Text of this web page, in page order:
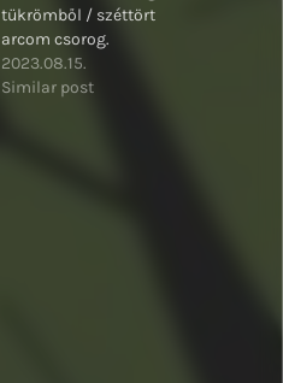
tükrömből / széttört
arcom csorog.
2023.08.15.
Similar post